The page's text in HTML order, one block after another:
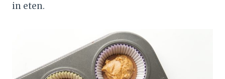
in eten.